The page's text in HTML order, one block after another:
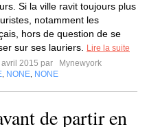
Si la ville ravit toujours plus
notamment les
hors de question de se
sur ses lauriers.
Lire la suite
avril 2015 par
Mynewyork
NONE NONE
de partir en